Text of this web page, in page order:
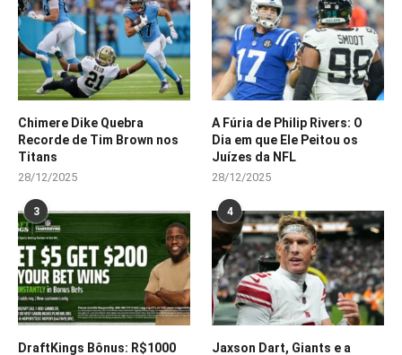
Chimere Dike Quebra
Recorde de Tim Brown nos
Titans
28/12/2025
A Fúria de Philip Rivers: O
Dia em que Ele Peitou os
Juízes da NFL
28/12/2025
3
DraftKings Bônus: R$1000
4
Jaxson Dart, Giants e a